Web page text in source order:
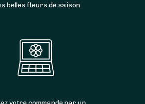
belles fleurs de saison